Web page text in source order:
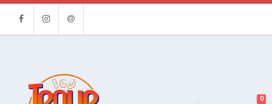
0